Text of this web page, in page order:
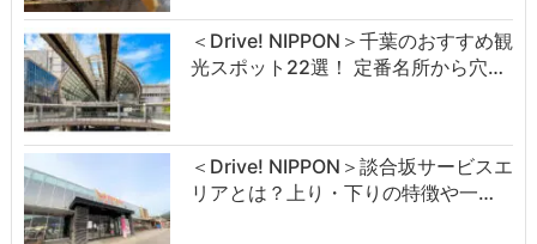
＜Drive! NIPPON＞千葉のおすすめ観
光スポット22選！ 定番名所から穴…
＜Drive! NIPPON＞談合坂サービスエ
リアとは？上り・下りの特徴や一…